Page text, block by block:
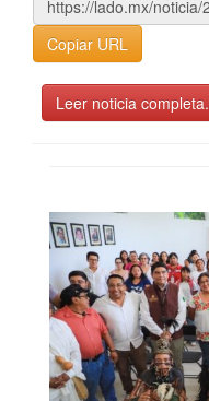
Copiar URL
Leer noticia completa.